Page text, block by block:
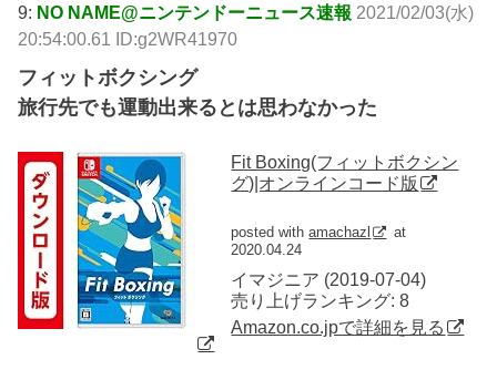
9: NO NAME@ニンテンドーニュース速報 2021/02/03(水)
20:54:00.61 ID:g2WR41970
フィットボクシング
旅行先でも運動出来るとは思わなかった
Fit Boxing(フィットボクシン
グ)|オンラインコード版
posted withamachazl
at
2020.04.24
イマジニア (2019-07-04)
売り上げランキング: 8
Amazon.co.jpで詳細を見る